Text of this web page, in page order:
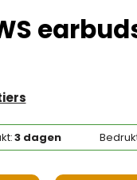
3 dagen